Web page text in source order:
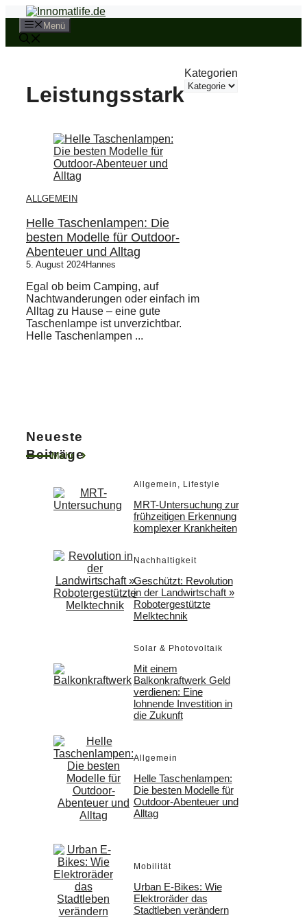
Inhalt
springen
Menü
Leistungsstark
Kategorien
ALLGEMEIN
Helle Taschenlampen: Die
besten Modelle für Outdoor-
Abenteuer und Alltag
5. August 2024Hannes
Egal ob beim Camping, auf
Nachtwanderungen oder einfach im
Alltag zu Hause – eine gute
Taschenlampe ist unverzichtbar.
Helle Taschenlampen ...
Neueste
Beiträge
Mehr
Allgemein , Lifestyle
MRT-Untersuchung zur
frühzeitigen Erkennung
komplexer Krankheiten
Nachhaltigkeit
Geschützt: Revolution
in der Landwirtschaft »
Robotergestützte
Melktechnik
Solar & Photovoltaik
Mit einem
Balkonkraftwerk Geld
verdienen: Eine
lohnende Investition in
die Zukunft
Allgemein
Helle Taschenlampen:
Die besten Modelle für
Outdoor-Abenteuer und
Alltag
Mobilität
Urban E-Bikes: Wie
Elektroräder das
Stadtleben verändern